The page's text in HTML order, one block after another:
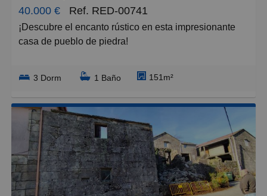
40.000 €
Ref. RED-00741
¡Descubre el encanto rústico en esta impresionante
casa de pueblo de piedra!
Situada en una zona tranquila y soleada, esta
propiedad es una joya esperando ser transformada en
una vivienda espectacular, a tan solo 49 minutos de
Vigo.
Con una fachada señorial que invita a entrar, cada
rincón de sus 151 m² construidos respira autenticidad
gracias a sus muros de piedra.
3 Dorm 1 Baño 151m²